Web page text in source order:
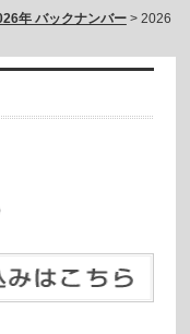
年 バックナンバー> 2026